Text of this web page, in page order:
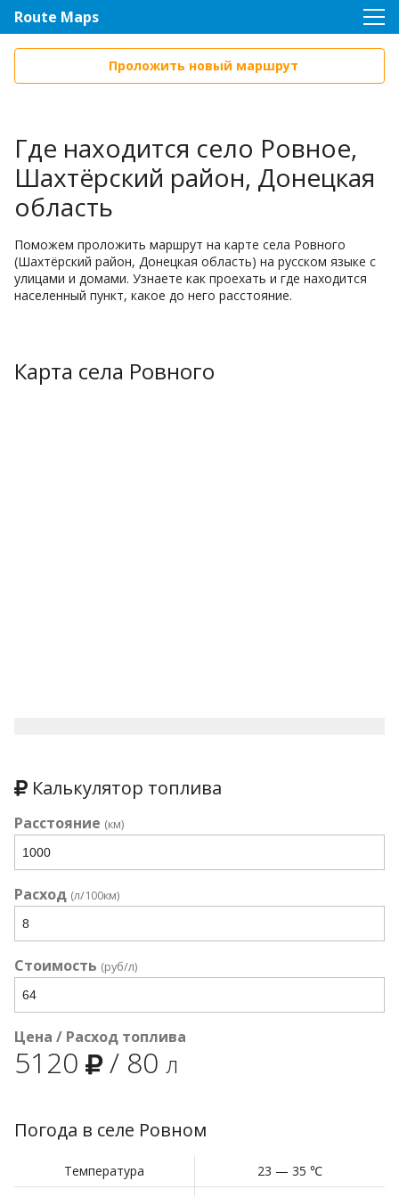
Route Maps
Проложить новый маршрут
Где находится село Ровное,
Шахтёрский район, Донецкая
область
Поможем проложить маршрут на карте села Ровного
(Шахтёрский район, Донецкая область) на русском языке с
улицами и домами. Узнаете как проехать и где находится
населенный пункт, какое до него расстояние.
Карта села Ровного
Калькулятор топлива
Расстояние (км)
Расход (л/100км)
Стоимость (руб/л)
Цена / Расход топлива
5120 / 80 л
Погода в селе Ровном
Температура
23 — 35 ℃